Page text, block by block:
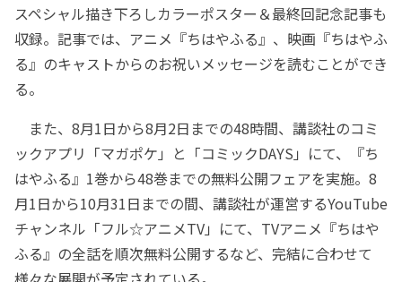
スペシャル描き下ろしカラーポスター＆最終回記念記事も
収録。記事では、アニメ『ちはやふる』、映画『ちはやふ
る』のキャストからのお祝いメッセージを読むことができ
る。
また、8月1日から8月2日までの48時間、講談社のコミ
ックアプリ「マガポケ」と「コミックDAYS」にて、『ち
はやふる』1巻から48巻までの無料公開フェアを実施。8
月1日から10月31日までの間、講談社が運営するYouTube
チャンネル「フル☆アニメTV」にて、TVアニメ『ちはや
ふる』の全話を順次無料公開するなど、完結に合わせて